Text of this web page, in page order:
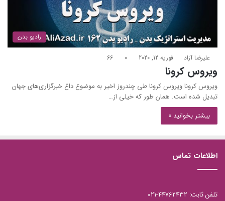
رادیو بدن
علیرضا آزاد فوریه 12, 2020 0
66
ویروس کرونا
ویروس کرونا ویروس کرونا طی چندروز اخیر به موضوع داغ خبرگزاری‌های جهان
تبدیل شده است. همان طور که خیلی از…
بیشتر بخوانید »
اطلاعات تماس
تلفن ثابت: 44762432-021